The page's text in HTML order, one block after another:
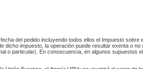
del pedido incluyendo todos ellos el Impuesto sobre
dicho impuesto, la operación puede resultar exenta o
o particular). En consecuencia, en algunos supuestos